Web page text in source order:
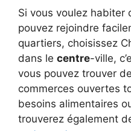
Si vous voulez habiter
pouvez rejoindre
quartiers, choisissez
dans le centre-ville,
vous pouvez trouver
commerces ouvertes
besoins alimentaires
trouverez également